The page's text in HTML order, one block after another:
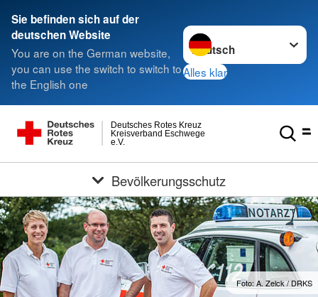
Sie befinden sich auf der
deutschen Website
You are on the German website,
you can use the switch to switch to
the English one
Sprache wechseln zu
Alles klar
e.V.
Kreisverband Eschwege
Deutsches Rotes Kreuz
Bevölkerungsschutz
Foto: A. Zelck / DRKS